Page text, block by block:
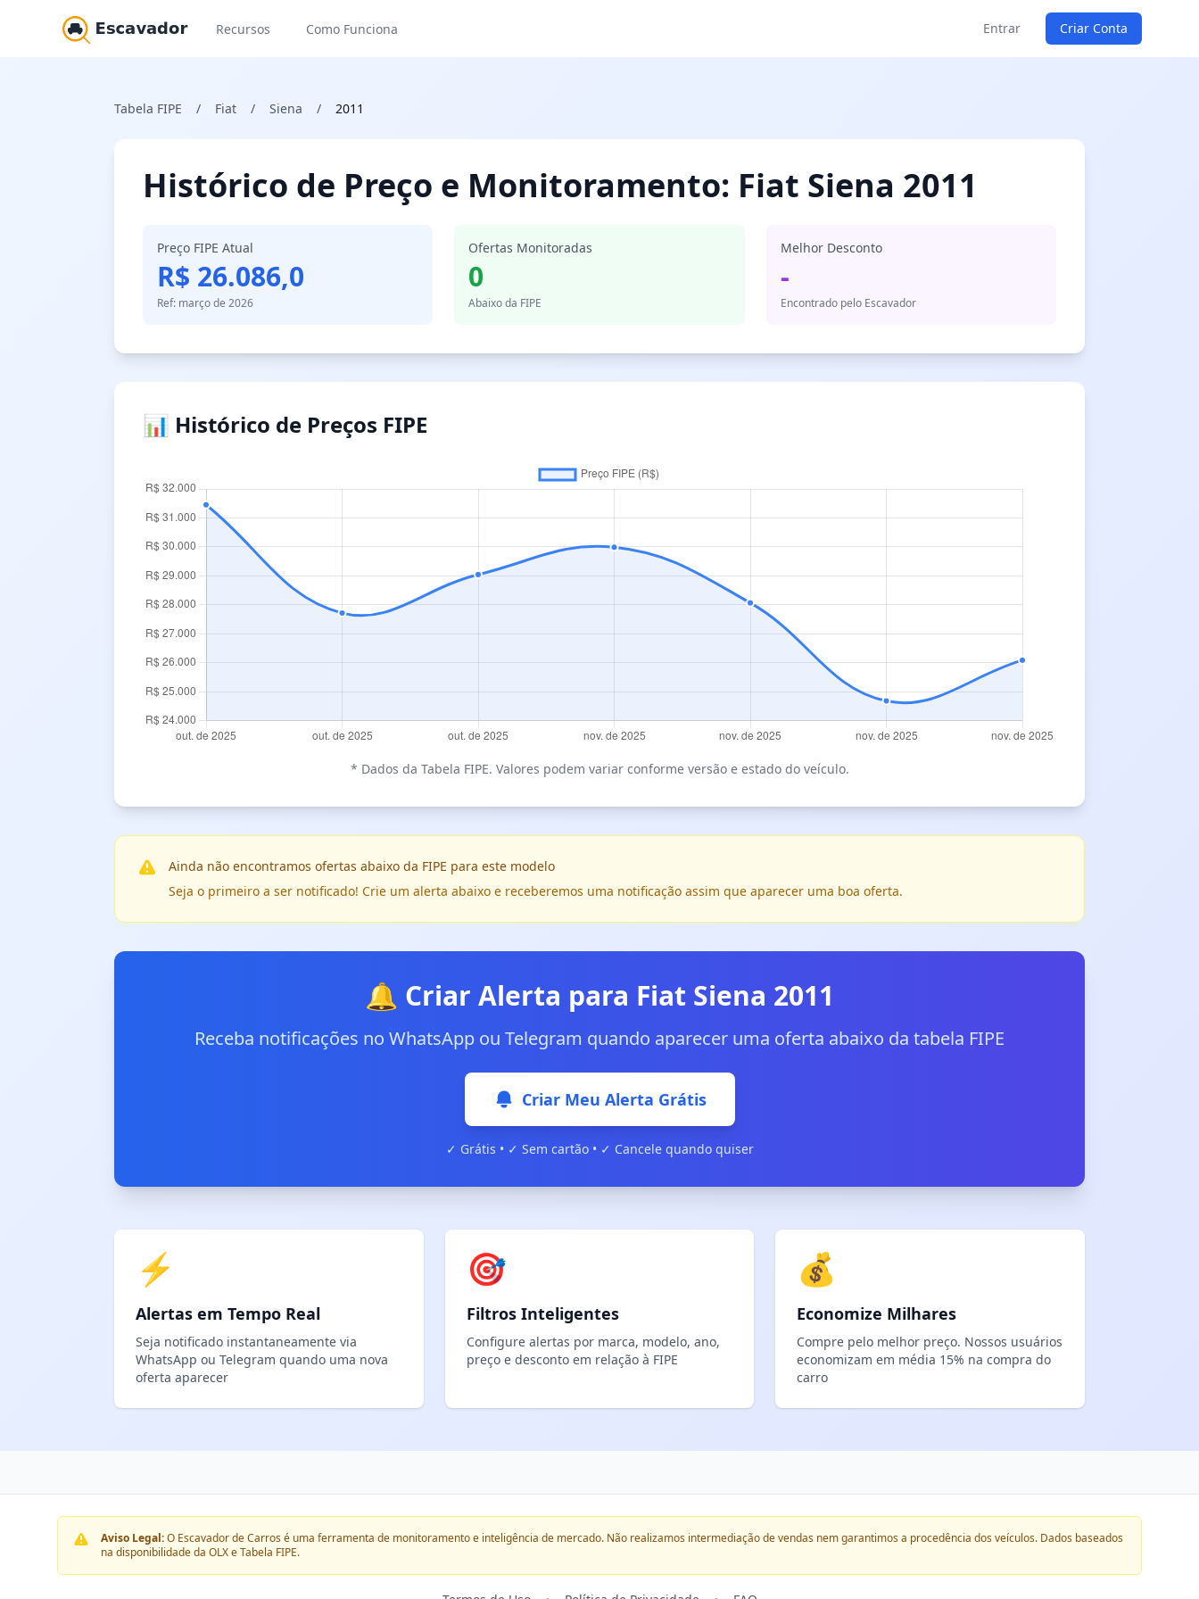
Recursos Como Funciona Entrar Criar Conta
Tabela FIPE / Fiat / Siena / 2011
Histórico de Preço e Monitoramento: Fiat Siena 2011
Preço FIPE Atual
R$ 26.086,0
Ref: março de 2026
Ofertas Monitoradas
0
Abaixo da FIPE
Melhor Desconto
-
Encontrado pelo Escavador
📊 Histórico de Preços FIPE
* Dados da Tabela FIPE. Valores podem variar conforme versão e estado do veículo.
Ainda não encontramos ofertas abaixo da FIPE para este modelo
Seja o primeiro a ser notificado! Crie um alerta abaixo e receberemos uma notificação assim que aparecer uma boa oferta.
🔔 Criar Alerta para Fiat Siena 2011
Receba notificações no WhatsApp ou Telegram quando aparecer uma oferta abaixo da tabela FIPE
Criar Meu Alerta Grátis
✓ Grátis • ✓ Sem cartão • ✓ Cancele quando quiser
⚡
Alertas em Tempo Real
Seja notificado instantaneamente via
WhatsApp ou Telegram quando uma nova
oferta aparecer
🎯
Filtros Inteligentes
Configure alertas por marca, modelo, ano,
preço e desconto em relação à FIPE
💰
Economize Milhares
Compre pelo melhor preço. Nossos usuários
economizam em média 15% na compra do
carro
Aviso Legal:O Escavador de Carros é uma ferramenta de monitoramento e inteligência de mercado. Não realizamos intermediação de vendas nem garantimos a procedência dos veículos. Dados baseados
na disponibilidade da OLX e Tabela FIPE.